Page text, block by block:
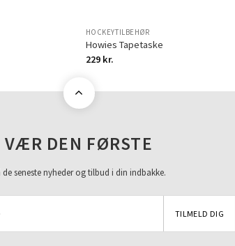
HOCKEYTILBEHØR
Howies Tapetaske
229 kr.
VÆR DEN FØRSTE
de seneste nyheder og tilbud i din indbakke.